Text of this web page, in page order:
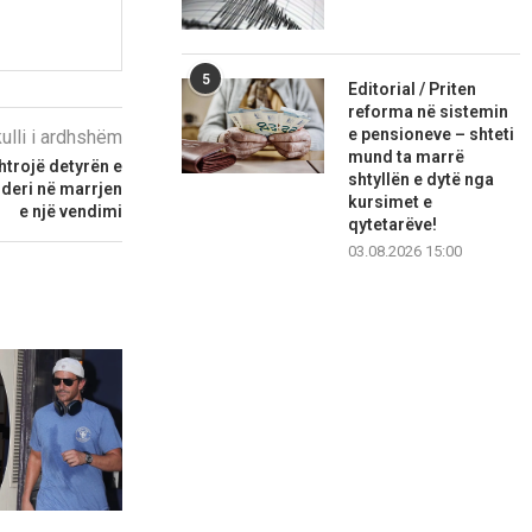
i ardhshëm
detyrën e
në marrjen
e një vendimi
5
Editorial / Priten
reforma në sistemin
e pensioneve – shteti
mund ta marrë
shtyllën e dytë nga
kursimet e
qytetarëve!
03.08.2026 15:00